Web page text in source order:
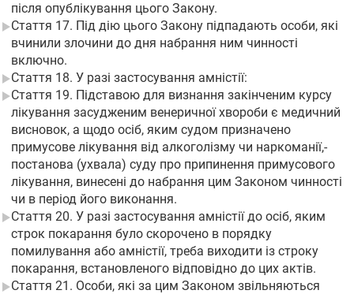
після опублікування цього Закону.
Стаття 17. Під дію цього Закону підпадають особи, які
вчинили злочини до дня набрання ним чинності
включно.
Стаття 18. У разі застосування амністії:
Стаття 19. Підставою для визнання закінченим курсу
лікування засудженим венеричної хвороби є медичний
висновок, а щодо осіб, яким судом призначено
примусове лікування від алкоголізму чи наркоманії,-
постанова (ухвала) суду про припинення примусового
лікування, винесені до набрання цим Законом чинності
чи в період його виконання.
Стаття 20. У разі застосування амністії до осіб, яким
строк покарання було скорочено в порядку
помилування або амністії, треба виходити із строку
покарання, встановленого відповідно до цих актів.
Стаття 21. Особи, які за цим Законом звільняються